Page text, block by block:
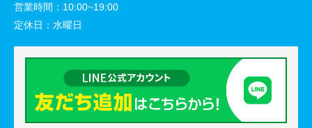
営業時間： 10:00~19:00
定休日： 水曜日